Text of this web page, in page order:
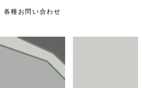
各種お問い合わせ